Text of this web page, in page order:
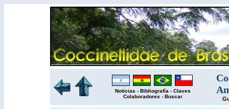
Noticias - Bibliografía - Claves
Colaboradores - Buscar